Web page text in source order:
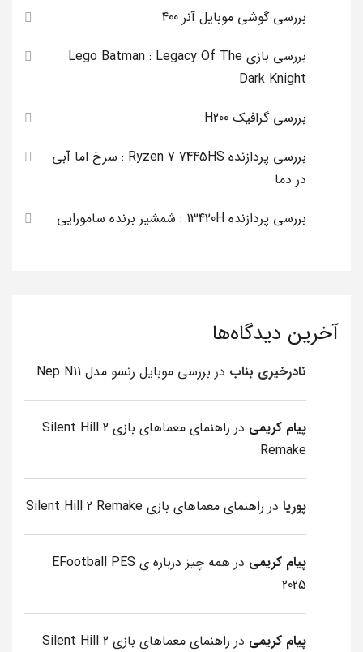
بررسی گوشی موبایل آنر 400
بررسی بازی Lego Batman : Legacy Of The
Dark Knight
بررسی گرافیک H200
بررسی پردازنده Ryzen 7 7445HS : سرخ اما آبی
در دما
بررسی پردازنده 13420H : شمشیر برنده سامورایی
آخرین دیدگاه‌ها
نادرخیری بناب در بررسی موبایل رنسو مدل Nep N11
پیام کریمی در
راهنمای معماهای بازی Silent Hill 2
Remake
پوریا در راهنمای معماهای بازی Silent Hill 2 Remake
پیام کریمی در
همه چیز درباره ی EFootball PES
2025
پیام کریمی در
راهنمای معماهای بازی Silent Hill 2